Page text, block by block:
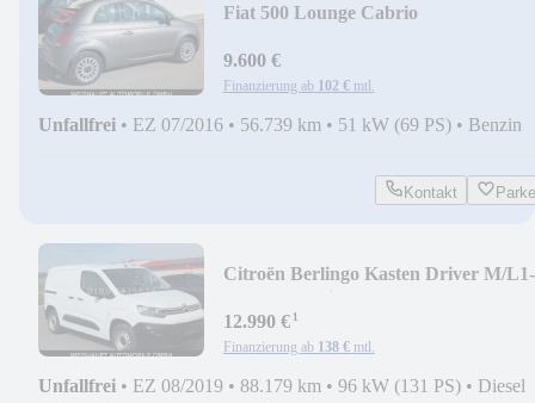
Fiat 500 Lounge Cabrio
9.600 €
Finanzierung ab 102 € mtl.
Unfallfrei • EZ 07/2016 • 56.739 km • 51 kW (69 PS) • Benzin
Kontakt
Citroën Berlingo Kasten Driver M/L1-
12.990 €¹
Finanzierung ab 138 € mtl.
Unfallfrei • EZ 08/2019 • 88.179 km • 96 kW (131 PS) • Diesel